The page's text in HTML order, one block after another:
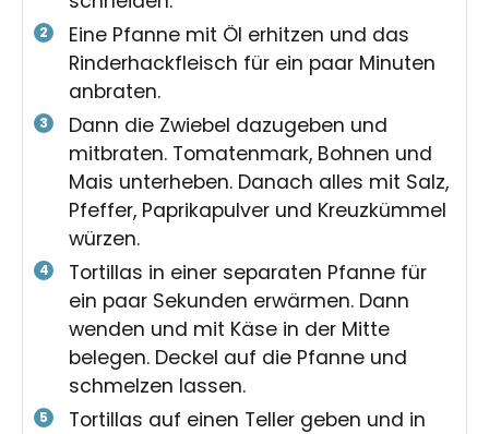
Eine Pfanne mit Öl erhitzen und das
Rinderhackfleisch für ein paar Minuten
anbraten.
Dann die Zwiebel dazugeben und
mitbraten. Tomatenmark, Bohnen und
Mais unterheben. Danach alles mit Salz,
Pfeffer, Paprikapulver und Kreuzkümmel
würzen.
Tortillas in einer separaten Pfanne für
ein paar Sekunden erwärmen. Dann
wenden und mit Käse in der Mitte
belegen. Deckel auf die Pfanne und
schmelzen lassen.
Tortillas auf einen Teller geben und in